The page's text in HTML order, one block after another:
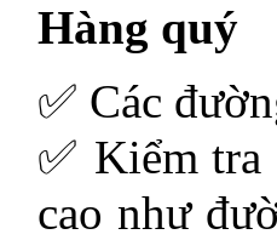
Hàng quý
✅ Các
✅ Kiểm tra
cao như